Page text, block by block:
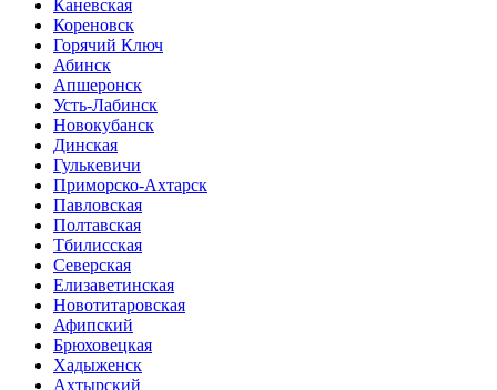
Каневская
Кореновск
Горячий Ключ
Абинск
Апшеронск
Усть-Лабинск
Новокубанск
Динская
Гулькевичи
Приморско-Ахтарск
Павловская
Полтавская
Тбилисская
Северская
Елизаветинская
Новотитаровская
Афипский
Брюховецкая
Хадыженск
Ахтырский